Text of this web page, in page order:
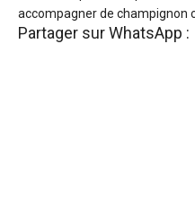
accompagner de champignon
Partager sur WhatsApp :